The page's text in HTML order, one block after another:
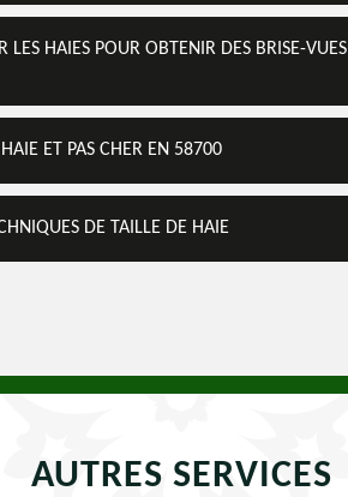
LES HAIES POUR OBTENIR DES BRISE-VUES
ET PAS CHER EN 58700
DE TAILLE DE HAIE
AUTRES SERVICES